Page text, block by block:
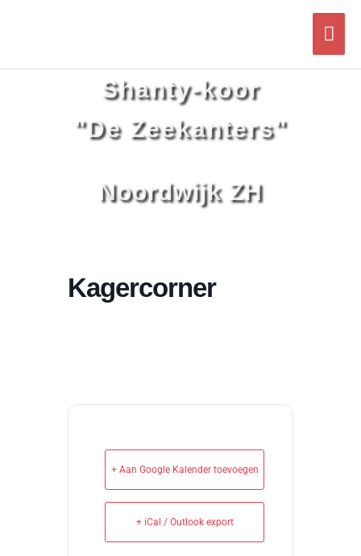
inhoud
Shanty-koor
"De Zeekanters"
Noordwijk ZH
Kagercorner
+ Aan Google Kalender toevoegen
+ iCal / Outlook export